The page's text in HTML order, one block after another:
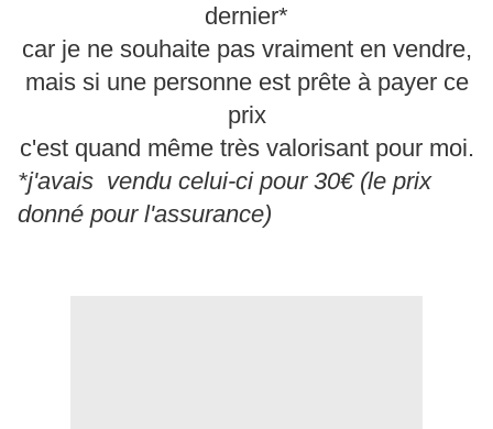
dernier*
car je ne souhaite pas vraiment en vendre,
mais si une personne est prête à payer ce
prix
c'est quand même très valorisant pour moi.
*j'avais vendu celui-ci pour 30€ (le prix
donné pour l'assurance)